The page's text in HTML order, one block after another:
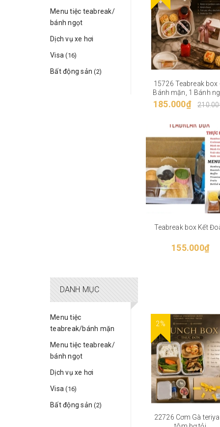
Menu tiệc teabreak/
bánh ngọt
Dịch vụ xe hơi
Visa(16)
Bất động sản(2)
15726 Teabreak box
Bánh mặn, 1 Bánh
Trái cây, Nước ép/
185.000₫
Teabreak box Kết
155.000₫
DANH MỤC
Menu tiệc
teabreak/bánh mặn
Menu tiệc teabreak/
bánh ngọt
Dịch vụ xe hơi
Visa(16)
Bất động sản(2)
2%
22726 Cơm Gà